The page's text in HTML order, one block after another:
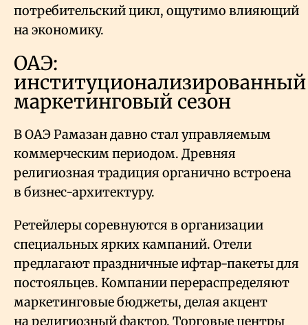
потребительский цикл, ощутимо влияющий
на экономику.
ОАЭ:
институционализированный
маркетинговый сезон
В ОАЭ Рамазан давно стал управляемым
коммерческим периодом. Древняя
религиозная традиция органично встроена
в бизнес-архитектуру.
Ретейлеры соревнуются в организации
специальных ярких кампаний. Отели
предлагают праздничные ифтар-пакеты для
постояльцев. Компании перераспределяют
маркетинговые бюджеты, делая акцент
на религиозный фактор. Торговые центры